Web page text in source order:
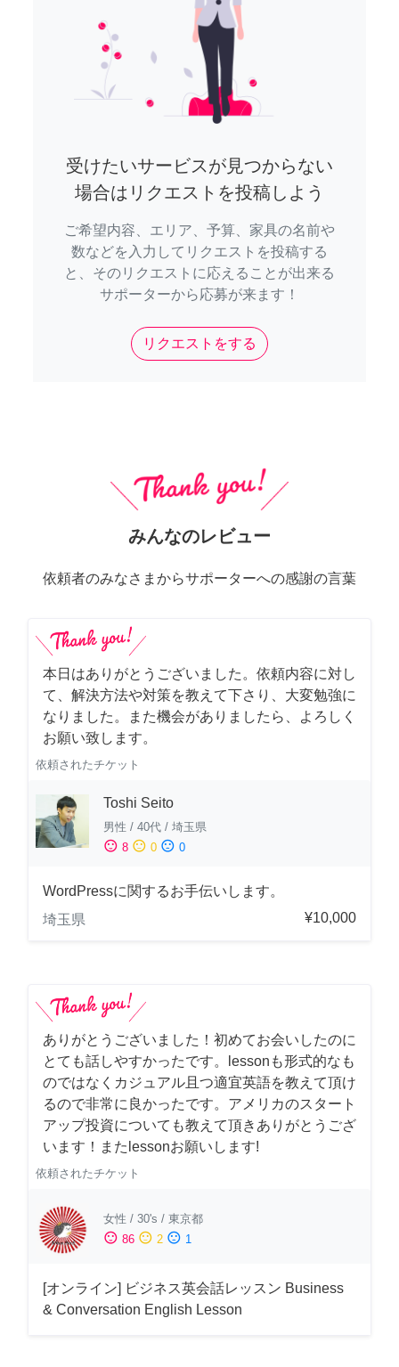
受けたいサービスが見つからない
場合はリクエストを投稿しよう
ご希望内容、エリア、予算、家具の名前や
数などを入力してリクエストを投稿する
と、そのリクエストに応えることが出来る
サポーターから応募が来ます！
リクエストをする
みんなのレビュー
依頼者のみなさまからサポーターへの感謝の言葉
本日はありがとうございました。依頼内容に対し
て、解決方法や対策を教えて下さり、大変勉強に
なりました。また機会がありましたら、よろしく
お願い致します。
依頼されたチケット
Toshi Seito
男性 / 40代 / 埼玉県
sentiment_satisfied 8 sentiment_neutral 0 sentiment_dissatisfied 0
WordPressに関するお手伝いします。
埼玉県
¥10,000
ありがとうございました！初めてお会いしたのに
とても話しやすかったです。lessonも形式的なも
のではなくカジュアル且つ適宜英語を教えて頂け
るので非常に良かったです。アメリカのスタート
アップ投資についても教えて頂きありがとうござ
います！またlessonお願いします!
依頼されたチケット
女性 / 30's / 東京都
sentiment_satisfied 86 sentiment_neutral 2 sentiment_dissatisfied 1
[オンライン] ビジネス英会話レッスン Business
& Conversation English Lesson